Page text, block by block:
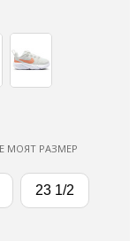
МОЯТ РАЗМЕР
23 1/2